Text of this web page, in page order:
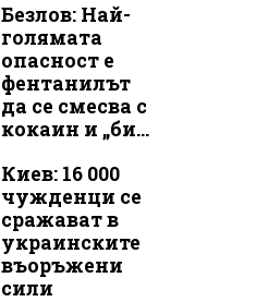
Безлов: Най-
голямата
опасност е
фентанилът
да се смесва с
кокаин и „би...
Киев: 16 000
чужденци се
сражават в
украинските
въоръжени
сили